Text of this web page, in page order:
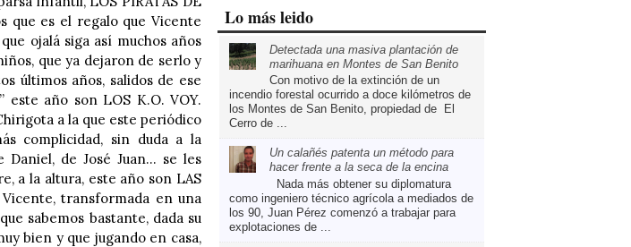
que es el regalo que Vicente
ojalá siga así muchos años
que ya dejaron de serlo y
últimos años, salidos de ese
este año son LOS K.O. VOY.
a la que este periódico
complicidad, sin duda a la
Daniel, de José Juan… se les
a la altura, este año son LAS
transformada en una
sabemos bastante, dada su
bien y que jugando en casa,
Lo más leido
Detectada una masiva plantación de
marihuana en Montes de San Benito
Con motivo de la extinción de un
incendio forestal ocurrido a doce kilómetros de
los Montes de San Benito, propiedad de El
Cerro de ...
Un calañés patenta un método para
hacer frente a la seca de la encina
Nada más obtener su diplomatura
como ingeniero técnico agrícola a mediados de
los 90, Juan Pérez comenzó a trabajar para
explotaciones de ...